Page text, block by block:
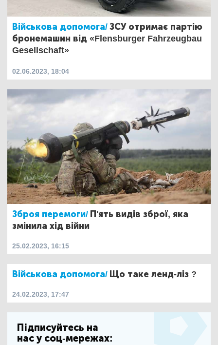
Військова допомога/ЗСУ отримає партію
бронемашин від «Flensburger Fahrzeugbau
Gesellschaft»
02.06.2023, 18:04
Зброя перемоги/ П'ять видів зброї, яка
змінила хід війни
25.02.2023, 16:15
Військова допомога/ Що таке ленд-ліз ?
24.02.2023, 17:47
Підписуйтесь на
нас у соц-мережах: